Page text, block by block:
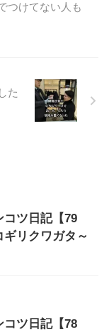
つけてない人も
た
コツ日記【79
リクワガタ～
コツ日記【78